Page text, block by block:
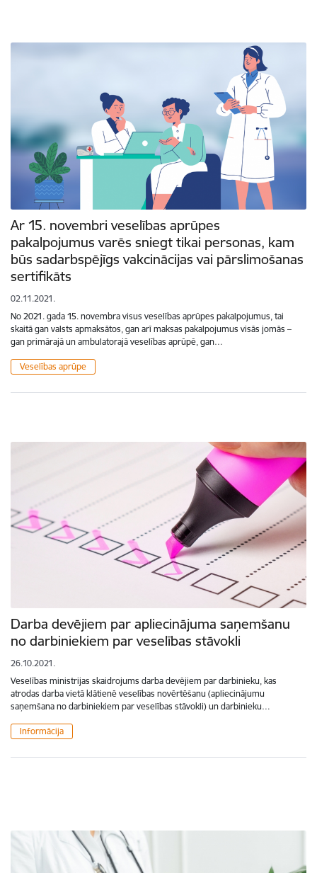
Ar 15. novembri veselības aprūpes
pakalpojumus varēs sniegt tikai personas, kam
būs sadarbspējīgs vakcinācijas vai pārslimošanas
sertifikāts
02.11.2021.
No 2021. gada 15. novembra visus veselības aprūpes pakalpojumus, tai
skaitā gan valsts apmaksātos, gan arī maksas pakalpojumus visās jomās –
gan primārajā un ambulatorajā veselības aprūpē, gan…
Veselības aprūpe
Darba devējiem par apliecinājuma saņemšanu
no darbiniekiem par veselības stāvokli
26.10.2021.
Veselības ministrijas skaidrojums darba devējiem par darbinieku, kas
atrodas darba vietā klātienē veselības novērtēšanu (apliecinājumu
saņemšana no darbiniekiem par veselības stāvokli) un darbinieku…
Informācija